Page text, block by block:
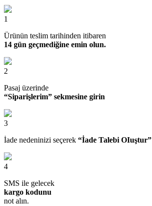
1
Ürünün teslim tarihinden itibaren
14 gün geçmediğine emin olun.
2
Pasaj üzerinde
“Siparişlerim” sekmesine girin
3
İade nedeninizi seçerek “İade Talebi OIuştur”
4
SMS ile gelecek
kargo kodunu
not alın.